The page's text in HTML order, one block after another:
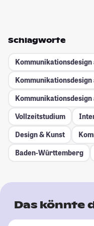
Schlagworte
Vollzeitstudium
Design & Kunst
Baden-Württemberg
Das könnte